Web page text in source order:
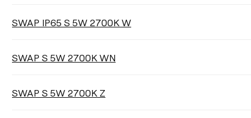
Wählen
HELLIGKEITSSTEUERUNG
SWAP IP65 S 5W 2700K W
SWAP S 5W 2700K WN
SWAP S 5W 2700K Z